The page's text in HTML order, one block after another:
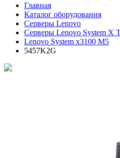
Главная
Каталог оборудования
Серверы Lenovo
Серверы Lenovo System X
Lenovo System x3100 M5
5457K2G